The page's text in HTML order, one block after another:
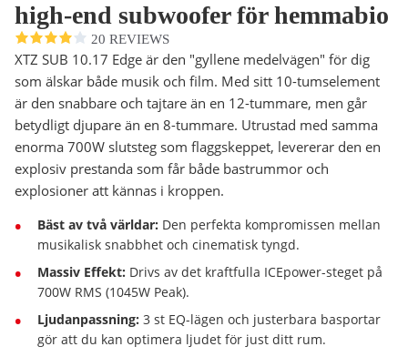
high-end subwoofer för hemmabio
20 REVIEWS
XTZ SUB 10.17 Edge är den "gyllene medelvägen" för dig
som älskar både musik och film. Med sitt 10-tumselement
är den snabbare och tajtare än en 12-tummare, men går
betydligt djupare än en 8-tummare. Utrustad med samma
enorma 700W slutsteg som flaggskeppet, levererar den en
explosiv prestanda som får både bastrummor och
explosioner att kännas i kroppen.
Bäst av två världar: Den perfekta kompromissen mellan
musikalisk snabbhet och cinematisk tyngd.
Massiv Effekt: Drivs av det kraftfulla ICEpower-steget på
700W RMS (1045W Peak).
Ljudanpassning: 3 st EQ-lägen och justerbara basportar
gör att du kan optimera ljudet för just ditt rum.